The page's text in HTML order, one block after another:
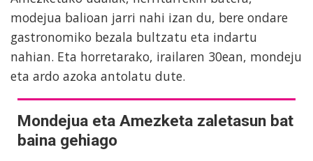
modejua balioan jarri nahi izan du, bere ondare
gastronomiko bezala bultzatu eta indartu
nahian. Eta horretarako, irailaren 30ean, mondeju
eta ardo azoka antolatu dute.
Mondejua eta Amezketa zaletasun bat
baina gehiago